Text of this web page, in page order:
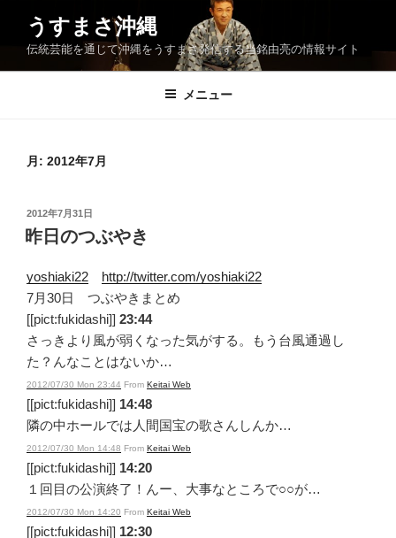
ン
うすまさ沖縄
伝統芸能を通じて沖縄をうすまさ発信する当銘由亮の情報サイト
メニュー
月: 2012年7月
投
稿
日:
2012年7月31日
昨日のつぶやき
yoshiaki22
http://twitter.com/yoshiaki22
7月30日 つぶやきまとめ
[[pict:fukidashi]] 23:44
さっきより風が弱くなった気がする。もう台風通過し
た？んなことはないか…
2012/07/30 Mon 23:44 From Keitai Web
[[pict:fukidashi]] 14:48
隣の中ホールでは人間国宝の歌さんしんか…
2012/07/30 Mon 14:48 From Keitai Web
[[pict:fukidashi]] 14:20
１回目の公演終了！んー、大事なところで○○が…
2012/07/30 Mon 14:20 From Keitai Web
[[pict:fukidashi]] 12:30